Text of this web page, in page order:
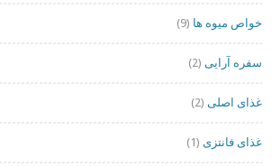
خواص میوه ها (9)
سفره آرایی (2)
غذای اصلی (2)
غذای فانتزی (1)